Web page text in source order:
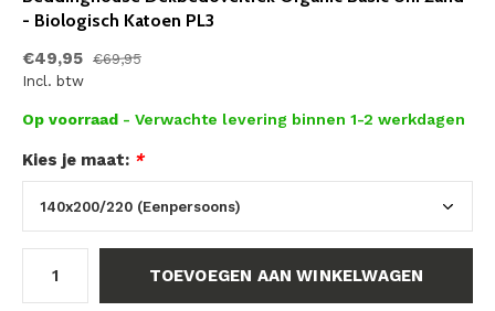
- Biologisch Katoen PL3
€49,95 €69,95
Incl. btw
Op voorraad - Verwachte levering binnen 1-2 werkdagen
Kies je maat: *
TOEVOEGEN AAN WINKELWAGEN